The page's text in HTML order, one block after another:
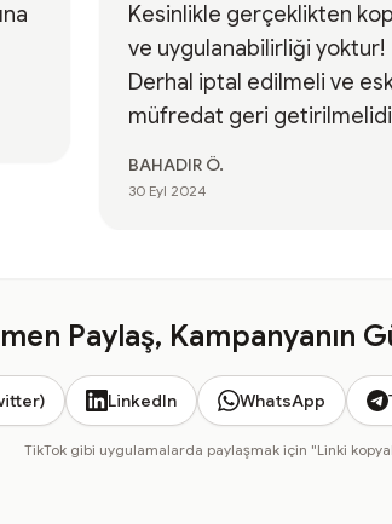
Kesinlikle gerçeklikten
ve uygulanabilirliği yoktur!
Derhal iptal edilmeli ve
müfredat geri
BAHADIR Ö.
30 Eyl 2024
Paylaş, Kampanyanın
LinkedIn WhatsApp
TikTok gibi uygulamalarda paylaşmak için "Linki